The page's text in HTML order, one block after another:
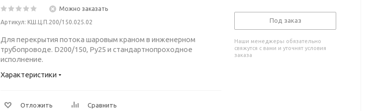
Можно заказать
Артикул: КШ.Ц.П.200/150.025.02
Для перекрытия потока шаровым краном в инженерном
трубопроводе. D200/150, Ру25 и стандартнопроходное
исполнение.
Характеристики
Отложить Сравнить
Под заказ
Наши менеджеры обязательно
свяжутся с вами и уточнят условия
заказа